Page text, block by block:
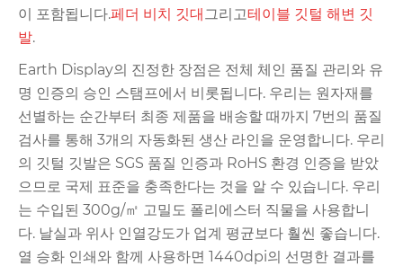
이 포함됩니다.페더 비치 깃대 그리고테이블 깃털 해변 깃
발.
Earth Display의 진정한 장점은 전체 체인 품질 관리와 유
명 인증의 승인 스탬프에서 비롯됩니다. 우리는 원자재를
선별하는 순간부터 최종 제품을 배송할 때까지 7번의 품질
검사를 통해 3개의 자동화된 생산 라인을 운영합니다. 우리
의 깃털 깃발은 SGS 품질 인증과 RoHS 환경 인증을 받았
으므로 국제 표준을 충족한다는 것을 알 수 있습니다. 우리
는 수입된 300g/㎡ 고밀도 폴리에스터 직물을 사용합니
다. 날실과 위사 인열강도가 업계 평균보다 훨씬 좋습니다.
열 승화 인쇄와 함께 사용하면 1440dpi의 선명한 결과를